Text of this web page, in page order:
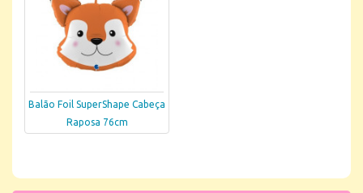
Balão Foil SuperShape Cabeça
Raposa 76cm